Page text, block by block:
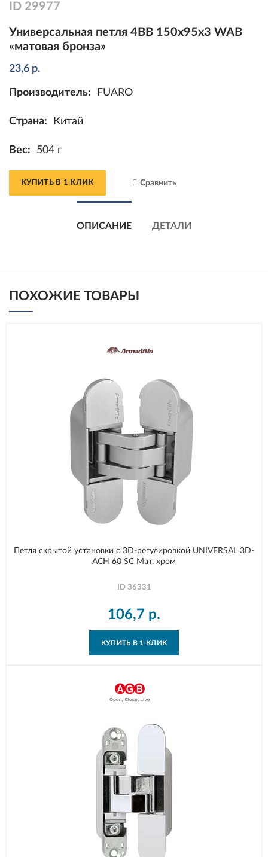
ID 29977
Универсальная петля 4BB 150x95x3 WAB
«матовая бронза»
23,6 р.
Производитель: FUARO
Страна: Китай
Вес: 504 г
КУПИТЬ В 1 КЛИК Сравнить
ОПИСАНИЕ ДЕТАЛИ
ПОХОЖИЕ ТОВАРЫ
Петля скрытой установки с 3D-регулировкой UNIVERSAL 3D-
ACH 60 SC Мат. хром
ID 36331
106,7 р.
КУПИТЬ В 1 КЛИК